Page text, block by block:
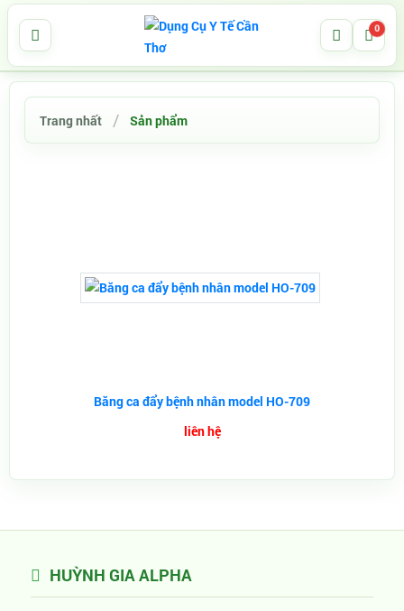
0
Trang nhất Sản phẩm
Băng ca đẩy bệnh nhân model HO-709
liên hệ
HUỲNH GIA ALPHA